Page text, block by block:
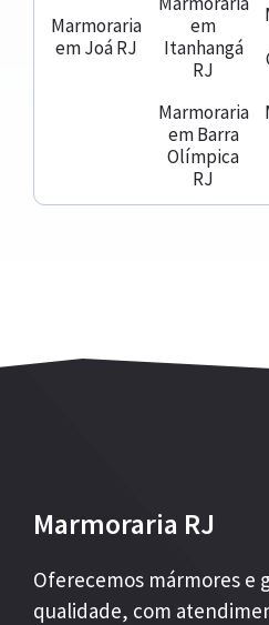
Marmoraria
em Joá RJ
em
Itanhangá
RJ
Marmoraria
em Barra
Olímpica
RJ
Marmoraria RJ
Oferecemos mármores e
qualidade, com